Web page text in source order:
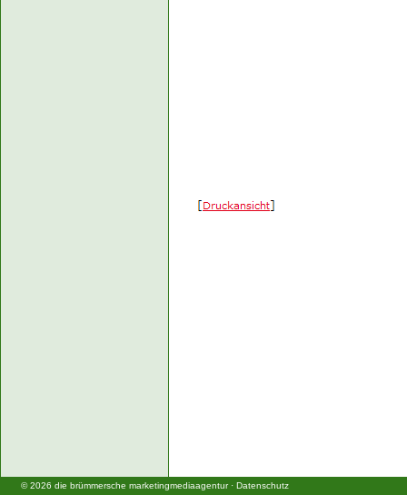
© 2026 die brümmersche marketingmediaagentur· Datenschutz